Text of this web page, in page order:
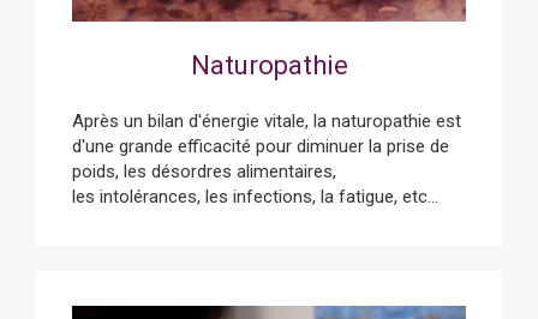
Naturopathie
Après un bilan d'énergie vitale, la naturopathie est
d'une grande efficacité pour diminuer la prise de
poids, les désordres alimentaires,
les intolérances, les infections, la fatigue, etc...